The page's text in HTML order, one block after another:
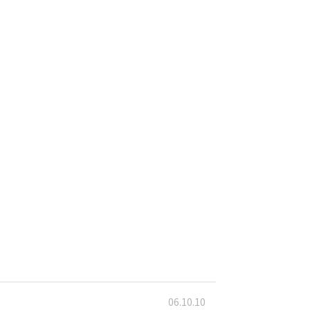
06.10.10